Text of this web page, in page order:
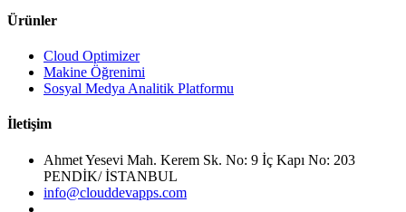
Ürünler
Cloud Optimizer
Makine Öğrenimi
Sosyal Medya Analitik Platformu
İletişim
Ahmet Yesevi Mah. Kerem Sk. No: 9 İç Kapı No: 203
PENDİK/ İSTANBUL
info@clouddevapps.com